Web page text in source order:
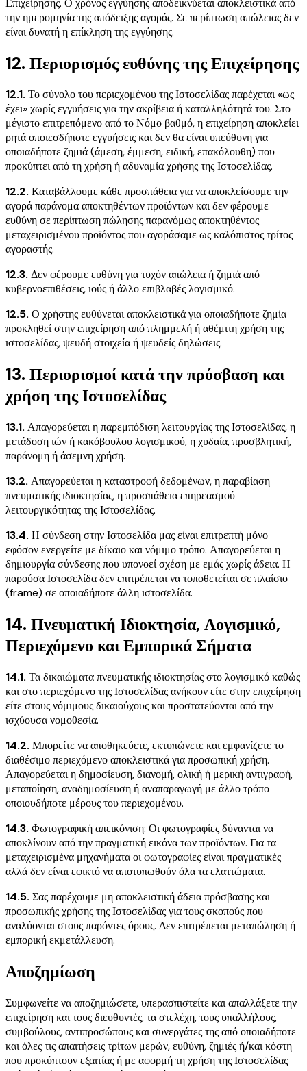
την ημερομηνία της απόδειξης αγοράς. Σε περίπτωση απώλειας δεν
είναι δυνατή η επίκληση της εγγύησης.
12. Περιορισμός ευθύνης της Επιχείρησης
12.1. Το σύνολο του περιεχομένου της Ιστοσελίδας παρέχεται «ως
έχει» χωρίς εγγυήσεις για την ακρίβεια ή καταλληλότητά του. Στο
μέγιστο επιτρεπόμενο από το Νόμο βαθμό, η επιχείρηση αποκλείει
ρητά οποιεσδήποτε εγγυήσεις και δεν θα είναι υπεύθυνη για
οποιαδήποτε ζημιά (άμεση, έμμεση, ειδική, επακόλουθη) που
προκύπτει από τη χρήση ή αδυναμία χρήσης της Ιστοσελίδας.
12.2. Καταβάλλουμε κάθε προσπάθεια για να αποκλείσουμε την
αγορά παράνομα αποκτηθέντων προϊόντων και δεν φέρουμε
ευθύνη σε περίπτωση πώλησης παρανόμως αποκτηθέντος
μεταχειρισμένου προϊόντος που αγοράσαμε ως καλόπιστος τρίτος
αγοραστής.
12.3. Δεν φέρουμε ευθύνη για τυχόν απώλεια ή ζημιά από
κυβερνοεπιθέσεις, ιούς ή άλλο επιβλαβές λογισμικό.
12.5. Ο χρήστης ευθύνεται αποκλειστικά για οποιαδήποτε ζημία
προκληθεί στην επιχείρηση από πλημμελή ή αθέμιτη χρήση της
ιστοσελίδας, ψευδή στοιχεία ή ψευδείς δηλώσεις.
13. Περιορισμοί κατά την πρόσβαση και
χρήση της Ιστοσελίδας
13.1. Απαγορεύεται η παρεμπόδιση λειτουργίας της Ιστοσελίδας, η
μετάδοση ιών ή κακόβουλου λογισμικού, η χυδαία, προσβλητική,
παράνομη ή άσεμνη χρήση.
13.2. Απαγορεύεται η καταστροφή δεδομένων, η παραβίαση
πνευματικής ιδιοκτησίας, η προσπάθεια επηρεασμού
λειτουργικότητας της Ιστοσελίδας.
13.4. Η σύνδεση στην Ιστοσελίδα μας είναι επιτρεπτή μόνο
εφόσον ενεργείτε με δίκαιο και νόμιμο τρόπο. Απαγορεύεται η
δημιουργία σύνδεσης που υπονοεί σχέση με εμάς χωρίς άδεια. Η
παρούσα Ιστοσελίδα δεν επιτρέπεται να τοποθετείται σε πλαίσιο
(frame) σε οποιαδήποτε άλλη ιστοσελίδα.
14. Πνευματική Ιδιοκτησία, Λογισμικό,
Περιεχόμενο και Εμπορικά Σήματα
14.1. Τα δικαιώματα πνευματικής ιδιοκτησίας στο λογισμικό καθώς
και στο περιεχόμενο της Ιστοσελίδας ανήκουν είτε στην επιχείρηση
είτε στους νόμιμους δικαιούχους και προστατεύονται από την
ισχύουσα νομοθεσία.
14.2. Μπορείτε να αποθηκεύετε, εκτυπώνετε και εμφανίζετε το
διαθέσιμο περιεχόμενο αποκλειστικά για προσωπική χρήση.
Απαγορεύεται η δημοσίευση, διανομή, ολική ή μερική αντιγραφή,
μεταποίηση, αναδημοσίευση ή αναπαραγωγή με άλλο τρόπο
οποιουδήποτε μέρους του περιεχομένου.
14.3. Φωτογραφική απεικόνιση: Οι φωτογραφίες δύνανται να
αποκλίνουν από την πραγματική εικόνα των προϊόντων. Για τα
μεταχειρισμένα μηχανήματα οι φωτογραφίες είναι πραγματικές
αλλά δεν είναι εφικτό να αποτυπωθούν όλα τα ελαττώματα.
14.5. Σας παρέχουμε μη αποκλειστική άδεια πρόσβασης και
προσωπικής χρήσης της Ιστοσελίδας για τους σκοπούς που
αναλύονται στους παρόντες όρους. Δεν επιτρέπεται μεταπώληση ή
εμπορική εκμετάλλευση.
Αποζημίωση
Συμφωνείτε να αποζημιώσετε, υπερασπιστείτε και απαλλάξετε την
επιχείρηση και τους διευθυντές, τα στελέχη, τους υπαλλήλους,
συμβούλους, αντιπροσώπους και συνεργάτες της από οποιαδήποτε
και όλες τις απαιτήσεις τρίτων μερών, ευθύνη, ζημιές ή/και κόστη
που προκύπτουν εξαιτίας ή με αφορμή τη χρήση της Ιστοσελίδας